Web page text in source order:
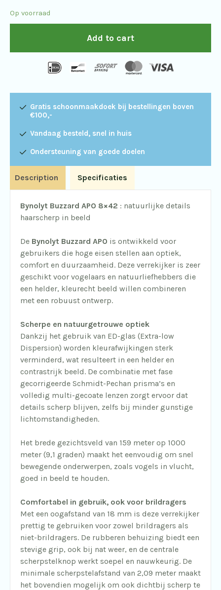
APO
Op voorraad
Add to cart
Gratis schoonmaakdoek bij bestellingen boven
€100,-
Vandaag besteld, snel in huis
Ondersteuning van goede doelen
Description Specificaties
Bynolyt Buzzard APO 8×42 : natuurlijke details
haarscherp in beeld
De Bynolyt Buzzard APO is ontwikkeld voor
gebruikers die hoge eisen stellen aan optiek,
comfort en duurzaamheid. Deze verrekijker is zeer
geschikt voor vogelaars en natuurliefhebbers die
een helder, kleurecht beeld willen combineren
met een robuust ontwerp.
Scherpe en natuurgetrouwe optiek
Dankzij het gebruik van ED-glas (Extra-low
Dispersion) worden kleurafwijkingen sterk
verminderd, wat resulteert in een helder en
contrastrijk beeld. De combinatie met fase
gecorrigeerde Schmidt-Pechan prisma’s en
volledig multi-gecoate lenzen zorgt ervoor dat
details scherp blijven, zelfs bij minder gunstige
lichtomstandigheden.
Het brede gezichtsveld van 159 meter op 1000
meter (9,1 graden) maakt het eenvoudig om snel
bewegende onderwerpen, zoals vogels in vlucht,
goed in beeld te houden.
Comfortabel in gebruik, ook voor brildragers
Met een oogafstand van 18 mm is deze verrekijker
prettig te gebruiken voor zowel brildragers als
niet-brildragers. De rubberen behuizing biedt een
stevige grip, ook bij nat weer, en de centrale
scherpstelknop werkt soepel en nauwkeurig. De
minimale scherpstelafstand van 2,09 meter maakt
het bovendien mogelijk om ook dichtbij scherp te